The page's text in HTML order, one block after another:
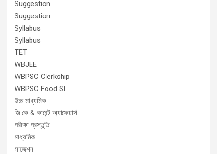
Suggestion
Suggestion
Syllabus
Syllabus
TET
WBJEE
WBPSC Clerkship
WBPSC Food SI
উচ্চ মাধ্যমিক
জি.কে & কারেন্ট অ্যাফেয়ার্স
পরীক্ষা প্রস্তুতি
মাধ্যমিক
সাজেশন